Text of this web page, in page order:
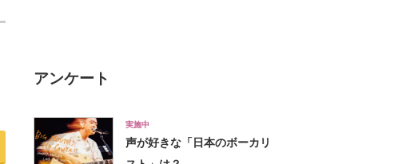
アンケート
実施中
声が好きな「日本のボーカリ